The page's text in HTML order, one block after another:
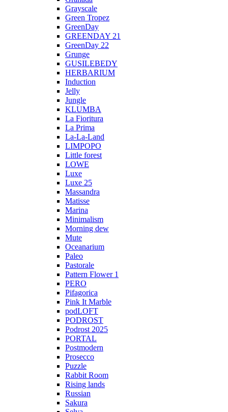
Grayscale
Green Tropez
GreenDay
GREENDAY 21
GreenDay 22
Grunge
GUSILEBEDY
HERBARIUM
Induction
Jelly
Jungle
KLUMBA
La Fioritura
La Prima
La-La-Land
LIMPOPO
Little forest
LOWE
Luxe
Luxe 25
Massandra
Matisse
Marina
Minimalism
Morning dew
Mute
Oceanarium
Paleo
Pastorale
Pattern Flower 1
PERO
Pifagorica
Pink It Marble
podLOFT
PODROST
Podrost 2025
PORTAL
Postmodern
Prosecco
Puzzle
Rabbit Room
Rising lands
Russian
Sakura